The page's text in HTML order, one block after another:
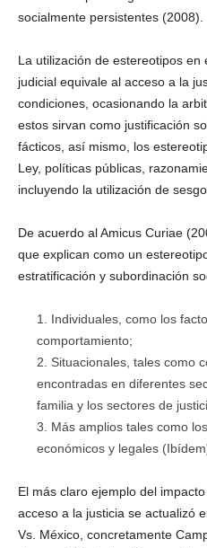
socialmente persistentes (2008).
La utilización de estereotipos en
judicial equivale al acceso a la
condiciones, ocasionando la
estos sirvan como justificación
fácticos, así mismo, los
Ley, políticas públicas,
incluyendo la utilización de
De acuerdo al Amicus Curiae
que explican como un
estratificación y subordinación
Individuales, como los
comportamiento;
Situacionales, tales como
encontradas en diferentes
familia y los sectores de
Más amplios tales como
económicos y legales
El más claro ejemplo del
acceso a la justicia se actualizó
Vs. México, concretamente